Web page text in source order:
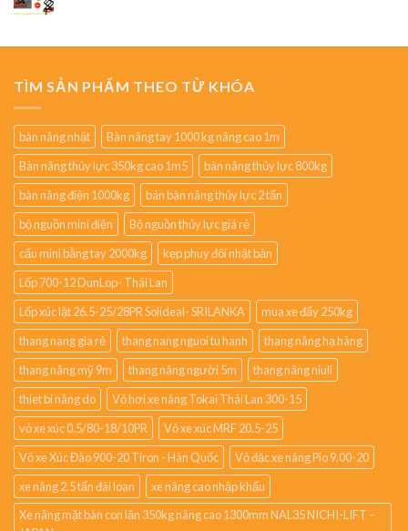
TÌM SẢN PHẨM THEO TỪ KHÓA
bàn nâng nhật
Bàn nâng tay 1000 kg nâng cao 1m
Bàn nâng thủy lực 350kg cao 1m5
bàn nâng thủy lực 800kg
bàn nâng điện 1000kg
bán bàn nâng thủy lực 2 tấn
bộ nguồn mini điện
Bộ nguồn thủy lực giá rẻ
cẩu mini bằng tay 2000kg
kẹp phuy đôi nhật bản
Lốp 700-12 DunLop- Thái Lan
Lốp xúc lật 26.5-25/28PR Solideal- SRILANKA
mua xe đẩy 250kg
thang nang gia rẻ
thang nang nguoi tu hanh
thang nâng hạ hàng
thang nâng mỹ 9m
thang nâng người 5m
thang nâng niuli
thiet bi nâng do
Vỏ hơi xe nâng Tokai Thái Lan 300-15
vỏ xe xúc 0.5/80-18/10PR
Vỏ xe xúc MRF 20.5-25
Vỏ xe Xúc Đào 900-20 Tiron - Hàn Quốc
Vỏ đặc xe nâng Pio 9.00-20
xe nâng 2.5 tấn đài loan
xe nâng cao nhập khẩu
Xe nâng mặt bàn con lăn 350kg nâng cao 1300mm NAL35 NICHI-LIFT –